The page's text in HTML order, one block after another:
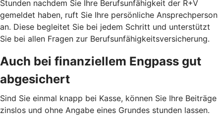
Stunden nachdem Sie Ihre Berufsunfähigkeit der R+V
gemeldet haben, ruft Sie Ihre persönliche Ansprechperson
an. Diese begleitet Sie bei jedem Schritt und unterstützt
Sie bei allen Fragen zur Berufsunfähigkeitsversicherung.
Auch bei finanziellem Engpass gut
abgesichert
Sind Sie einmal knapp bei Kasse, können Sie Ihre Beiträge
zinslos und ohne Angabe eines Grundes stunden lassen.